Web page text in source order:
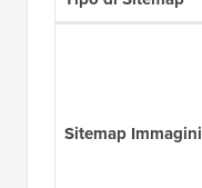
Sitemap Immagini